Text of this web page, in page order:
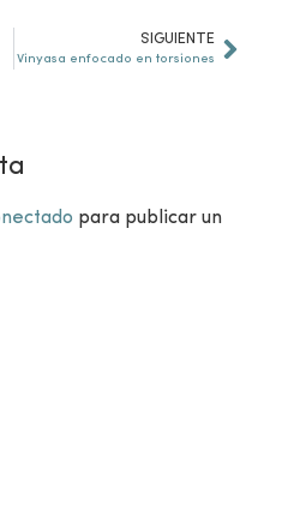
SIGUIENTE
Vinyasa enfocado en torsiones
para publicar un